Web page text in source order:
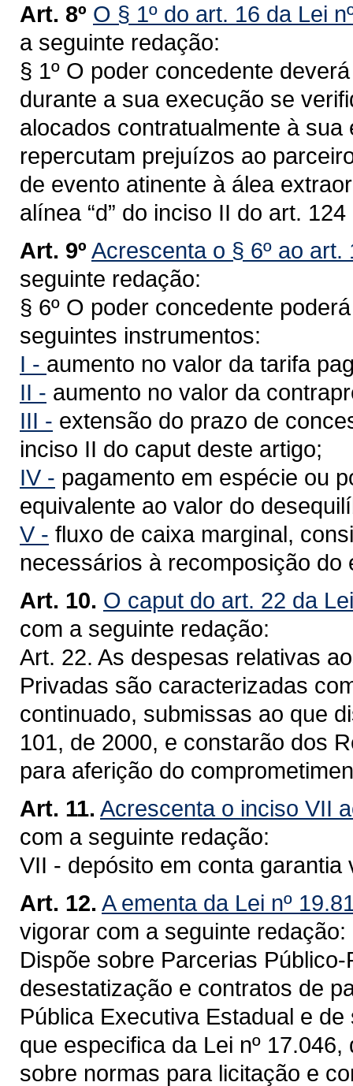
Art. 8º O § 1º do art. 16 da Lei
a seguinte redação:
§ 1º O poder concedente
durante a sua execução se
alocados contratualmente à
repercutam prejuízos ao
de evento atinente à álea
alínea “d” do inciso II do art.
Art. 9º Acrescenta o § 6º ao art.
seguinte redação:
§ 6º O poder concedente
seguintes instrumentos:
I - aumento no valor da tarifa
II - aumento no valor da
III - extensão do prazo de
inciso II do caput deste artigo;
IV - pagamento em espécie ou
equivalente ao valor do
V - fluxo de caixa marginal,
necessários à recomposição
Art. 10. O caput do art. 22 da
com a seguinte redação:
Art. 22. As despesas relativas
Privadas são caracterizadas
continuado, submissas ao que
101, de 2000, e constarão dos
para aferição do
Art. 11. Acrescenta o inciso VII
com a seguinte redação:
VII - depósito em conta
Art. 12. A ementa da Lei nº
vigorar com a seguinte redação:
Dispõe sobre Parcerias
desestatização e contratos de
Pública Executiva Estadual e
que especifica da Lei nº
sobre normas para licitação e